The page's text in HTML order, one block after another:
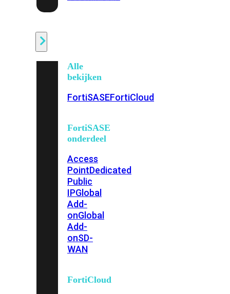
Alle
bekijken
FortiSASEFortiCloud
FortiSASE
onderdeel
Access
PointDedicated
Public
IPGlobal
Add-
onGlobal
Add-
onSD-
WAN
FortiCloud